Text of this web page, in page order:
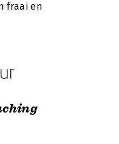
fraai en